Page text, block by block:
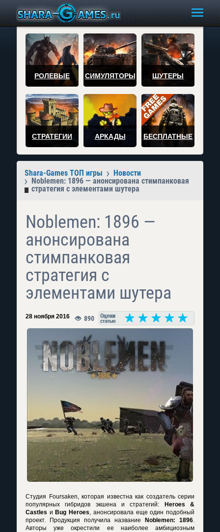
РОЛЕВЫЕ СИМУЛЯТОРЫ ШУТЕРЫ
СТРАТЕГИИ АРКАДЫ БЕСПЛАТНЫЕ
Shara-Games ТОП игры
Новости
Noblemen: 1896 — анонсирована стимпанковая
стратегия с элементами шутера
Noblemen: 1896 —
анонсирована
стимпанковая
стратегия с
элементами шутера
28 ноября 2016 890
Студия Foursaken, которая известна как создатель серии
популярных гибридов экшена и стратегий:
Heroes &
Castles и Bug Heroes, анонсировала еще один подобный
проект. Продукция получила название
Noblemen: 1896.
Авторы уже окрестили ее наиболее амбициозным